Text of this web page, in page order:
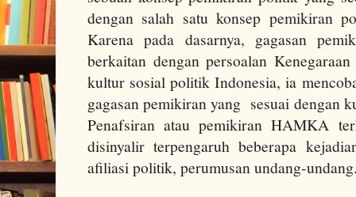
dengan salah satu konsep pemikiran
Karena pada dasarnya, gagasan
berkaitan dengan persoalan
kultur sosial politik Indonesia, ia
gagasan pemikiran yang sesuai dengan
Penafsiran atau pemikiran HAMKA
disinyalir terpengaruh beberapa
afiliasi politik, perumusan undang-